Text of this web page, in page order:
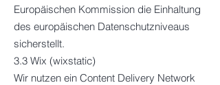
Europäischen Kommission die Einhaltung
des europäischen Datenschutzniveaus
sicherstellt.
3.3 Wix (wixstatic)
Wir nutzen ein Content Delivery Network